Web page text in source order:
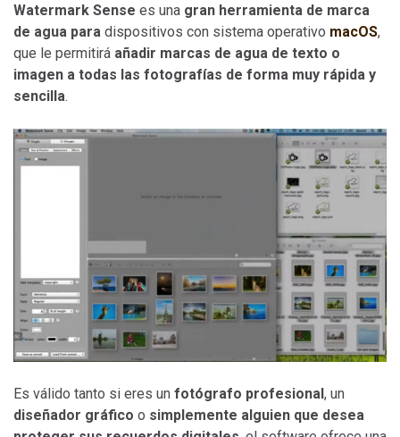
Watermark Sense es una gran herramienta de marca
de agua para dispositivos con sistema operativo macOS,
que le permitirá añadir marcas de agua de texto o
imagen a todas las fotografías de forma muy rápida y
sencilla.
Es válido tanto si eres un fotógrafo profesional, un
diseñador gráfico o simplemente alguien que desea